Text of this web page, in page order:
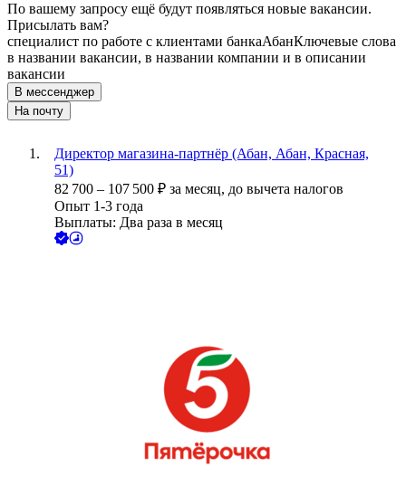
По вашему запросу ещё будут появляться новые вакансии.
Присылать вам?
специалист по работе с клиентами банкаАбанКлючевые слова
в названии вакансии, в названии компании и в описании
вакансии
В мессенджер
На почту
Директор магазина-партнёр (Абан, Абан, Красная,
51)
82 700 – 107 500 ₽ за месяц, до вычета налогов
Опыт 1-3 года
Выплаты: Два раза в месяц